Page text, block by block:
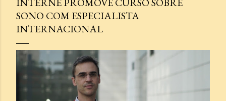
SONO COM ESPECIALISTA
INTERNACIONAL